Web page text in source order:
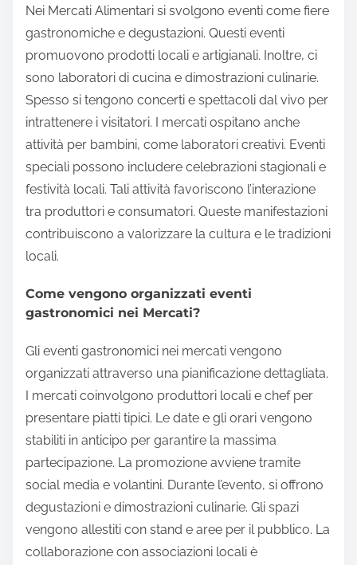
Nei Mercati Alimentari si svolgono eventi come fiere
gastronomiche e degustazioni. Questi eventi
promuovono prodotti locali e artigianali. Inoltre, ci
sono laboratori di cucina e dimostrazioni culinarie.
Spesso si tengono concerti e spettacoli dal vivo per
intrattenere i visitatori. I mercati ospitano anche
attività per bambini, come laboratori creativi. Eventi
speciali possono includere celebrazioni stagionali e
festività locali. Tali attività favoriscono l’interazione
tra produttori e consumatori. Queste manifestazioni
contribuiscono a valorizzare la cultura e le tradizioni
locali.
Come vengono organizzati eventi
gastronomici nei Mercati?
Gli eventi gastronomici nei mercati vengono
organizzati attraverso una pianificazione dettagliata.
I mercati coinvolgono produttori locali e chef per
presentare piatti tipici. Le date e gli orari vengono
stabiliti in anticipo per garantire la massima
partecipazione. La promozione avviene tramite
social media e volantini. Durante l’evento, si offrono
degustazioni e dimostrazioni culinarie. Gli spazi
vengono allestiti con stand e aree per il pubblico. La
collaborazione con associazioni locali è